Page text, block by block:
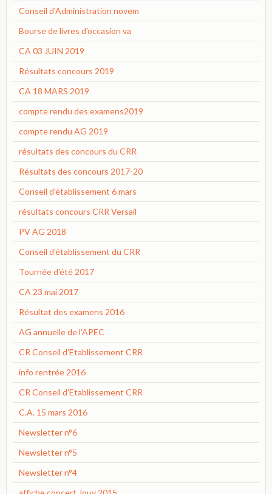
Conseil d'Administration novem
Bourse de livres d'occasion va
CA 03 JUIN 2019
Résultats concours 2019
CA 18 MARS 2019
compte rendu des examens2019
compte rendu AG 2019
résultats des concours du CRR
Résultats des concours 2017-20
Conseil d'établissement 6 mars
résultats concours CRR Versail
PV AG 2018
Conseil d'établissement du CRR
Tournée d'été 2017
CA 23 mai 2017
Résultat des examens 2016
AG annuelle de l'APEC
CR Conseil d'Etablissement CRR
info rentrée 2016
CR Conseil d'Etablissement CRR
C.A. 15 mars 2016
Newsletter n°6
Newsletter n°5
Newsletter n°4